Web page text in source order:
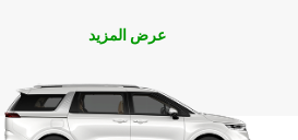
عرض المزيد